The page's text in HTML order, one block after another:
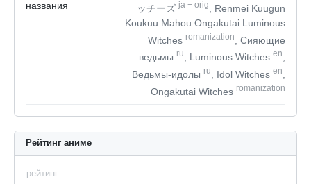
названия
ッチーズja + orig
, Renmei Kuugun
Koukuu Mahou Ongakutai Luminous
Witches romanization
, Сияющие
ведьмы ru , Luminous Witches en
Ведьмы-идолы ru , Idol Witches en
Ongakutai Witches romanization
Рейтинг аниме
рейтинг